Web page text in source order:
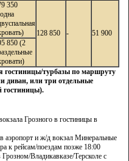
350
128 850 -
51 900
850 (2
гостиницы/турбазы по маршруту
диван, или три отдельные
гостиницы).
Грозного в гостиницы в
аэропорт и ж/д вокзал Минеральные
к рейсам/поездам позже 18:00
Владикавказе/Терсколе с